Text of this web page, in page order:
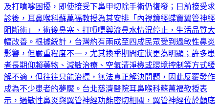
及打噴嚏困擾，即使接受下鼻甲切除手術仍復發；日前接受求
診後，耳鼻喉科蘇萬福教授為其安排「內視鏡經蝶竇翼管神經
阻斷術」，術後鼻塞、打噴嚏與流鼻水情況停止，生活品質大
幅改善。根據統計，台灣約有兩成至四成民眾受到過敏性鼻炎
影響，但嚴重程度不一，尤其換季期間症狀更為明顯；許多患
者長期仰賴藥物、減敏治療、空氣清淨機或環境控制等方式緩
解不適，但往往只能治標，無法真正解決問題，因此反覆發作
成為不少患者的夢魘。台北慈濟醫院耳鼻喉科蘇萬福教授表
示，過敏性鼻炎與翼管神經功能密切相關，翼管神經位於顱底